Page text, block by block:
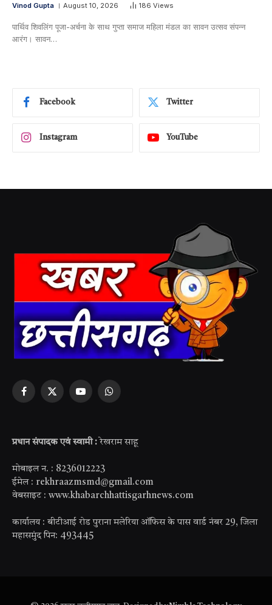
Vinod Gupta August 10, 2026 186 Views
पार्थिव शिवलिंग पूजा-अर्चना के साथ गुप्ता समाज महिला मंडल का सावन उत्सव संपन्न ​
आरंग। सावन…
Facebook Twitter
Instagram YouTube
Facebook
X
YouTubeWhatsApp
प्रधान संपादक एवं स्वामी : रेखराम साहू
मोबाइल न. : 8236012223
ईमेल : rekhraazmsmd@gmail.com
वेबसाइट : www.khabarchhattisgarhnews.com
कार्यालय : बीटीआई रोड पुराना मलेरिया ऑफिस के पास वार्ड नंबर 29, जिला
महासमुंद पिन: 493445